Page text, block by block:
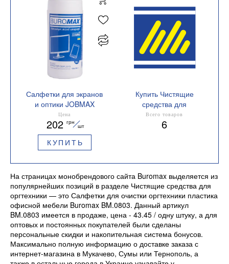
Салфетки для экранов
и оптики JOBMAX
Buromax BM.0802
Цена
202 грн
шт
КУПИТЬ
Купить Чистящие
средства для
оргтехники
Вид салфетки
Всего товаров
6
На страницах монобрендового сайта Buromax выделяется из
популярнейших позиций в разделе Чистящие средства для
оргтехники — это Салфетки для очистки оргтехники пластика
офисной мебели Buromax BM.0803. Данный артикул
BM.0803 имеется в продаже, цена - 43.45 / одну штуку, а для
оптовых и постоянных покупателей были сделаны
персональные скидки и накопительная система бонусов.
Максимально полную информацию о доставке заказа с
интернет-магазина в Мукачево, Сумы или Тернополь, а